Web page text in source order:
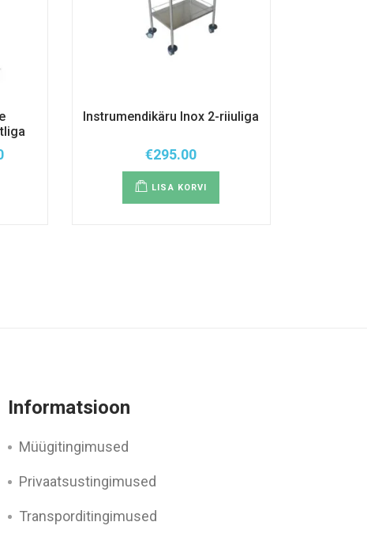
Instrumendikäru Inox 2-riiuliga
€295.00
LISA KORVI
Informatsioon
Müügitingimused
Privaatsustingimused
Transporditingimused